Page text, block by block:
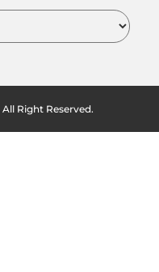
All Right Reserved.